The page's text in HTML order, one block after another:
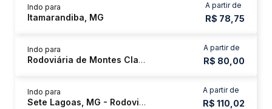
A partir de
R$ 78,75
Indo para
Itamarandiba, MG
A partir de
R$ 80,00
Indo para
Rodoviária de Montes Claros
A partir de
R$ 110,02
Indo para
Sete Lagoas, MG - Rodoviária